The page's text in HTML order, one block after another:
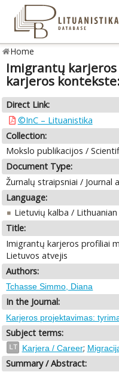
Home
Imigrantų
karjeros
Direct Link:
©InC – Lituanistika
Collection:
Mokslo publikacijos /
Document Type:
Žurnalų straipsniai / Journal
Language:
Lietuvių kalba / Lithuanian
Title:
Imigrantų karjeros profiliai
Lietuvos atvejis
Authors:
Tchasse Simmo, Diana
In the Journal:
Karjeros projektavimas:
Subject terms:
LT Karjera / Career;
Summary / Abstract: